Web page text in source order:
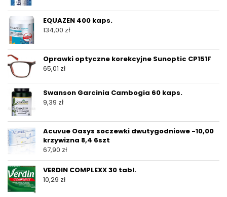
EQUAZEN 400 kaps.
134,00 zł
Oprawki optyczne korekcyjne Sunoptic CP151F
65,01 zł
Swanson Garcinia Cambogia 60 kaps.
9,39 zł
Acuvue Oasys soczewki dwutygodniowe -10,00
krzywizna 8,4 6szt
67,90 zł
VERDIN COMPLEXX 30 tabl.
10,29 zł